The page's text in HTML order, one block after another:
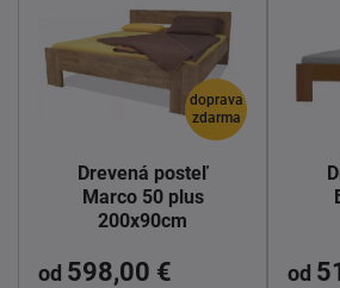
doprava
zdarma
Drevená posteľ
Marco 50 plus
200x90cm
od 598,00 € od